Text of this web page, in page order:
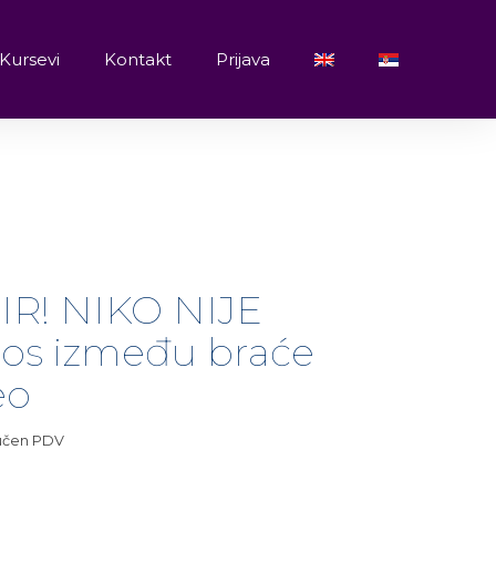
Kursevi Kontakt Prijava
NIKO NIJE
između braće
PDV